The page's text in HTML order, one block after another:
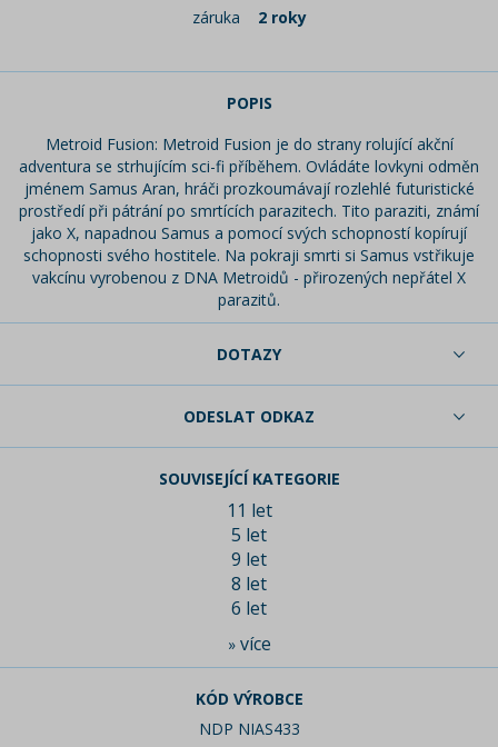
záruka
2 roky
POPIS
Metroid Fusion: Metroid Fusion je do strany rolující akční
adventura se strhujícím sci-fi příběhem. Ovládáte lovkyni odměn
jménem Samus Aran, hráči prozkoumávají rozlehlé futuristické
prostředí při pátrání po smrtících parazitech. Tito paraziti, známí
jako X, napadnou Samus a pomocí svých schopností kopírují
schopnosti svého hostitele. Na pokraji smrti si Samus vstřikuje
vakcínu vyrobenou z DNA Metroidů - přirozených nepřátel X
parazitů.
DOTAZY
ODESLAT ODKAZ
SOUVISEJÍCÍ KATEGORIE
11 let
5 let
9 let
8 let
6 let
» více
KÓD VÝROBCE
NDP NIAS433